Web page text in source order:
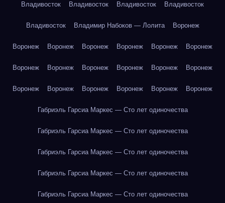
Владивосток Владивосток Владивосток Владивосток
Владивосток Владимир Набоков — Лолита Воронеж
Воронеж Воронеж Воронеж Воронеж Воронеж Воронеж
Воронеж Воронеж Воронеж Воронеж Воронеж Воронеж
Воронеж Воронеж Воронеж Воронеж Воронеж Воронеж
Габриэль Гарсиа Маркес — Сто лет одиночества
Габриэль Гарсиа Маркес — Сто лет одиночества
Габриэль Гарсиа Маркес — Сто лет одиночества
Габриэль Гарсиа Маркес — Сто лет одиночества
Габриэль Гарсиа Маркес — Сто лет одиночества